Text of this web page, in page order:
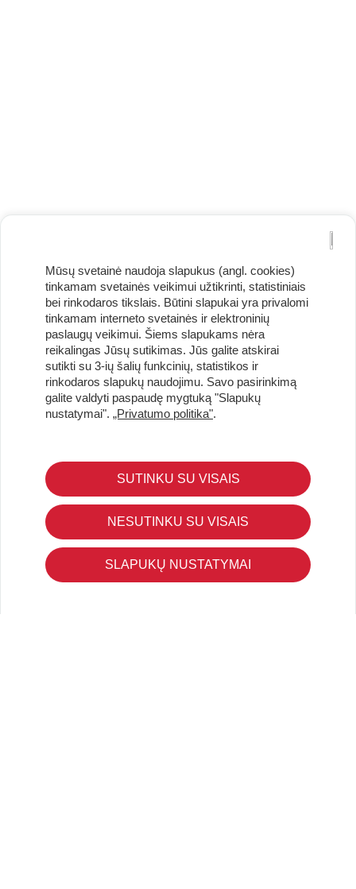
Užsisakykite naujienlaiškį ir pirmi gaukite geriausius
pasiūlymus!
KLIENTŲ APTARNAVIMAS
Pirkimo – pardavimo taisyklės
Pristatymas ir grąžinimas
Apmokėjimo būdai
Kokybės ir saugumo standartai
Privatumo taisyklės
Mūsų svetainė naudoja slapukus (angl. cookies)
tinkamam svetainės veikimui užtikrinti, statistiniais
bei rinkodaros tikslais. Būtini slapukai yra privalomi
tinkamam interneto svetainės ir elektroninių
paslaugų veikimui. Šiems slapukams nėra
reikalingas Jūsų sutikimas. Jūs galite atskirai
sutikti su 3-ių šalių funkcinių, statistikos ir
rinkodaros slapukų naudojimu. Savo pasirinkimą
galite valdyti paspaudę mygtuką "Slapukų
nustatymai". „Privatumo politika".
SUTINKU SU VISAIS
NESUTINKU SU VISAIS
SLAPUKŲ NUSTATYMAI